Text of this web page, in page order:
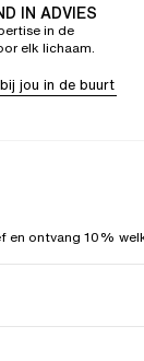
IN ADVIES
in de
elk lichaam.
jou in de buurt
en ontvang 10%